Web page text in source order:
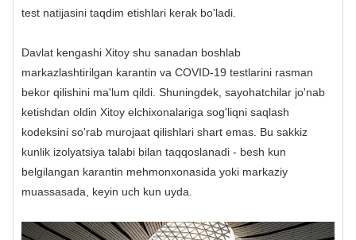
test natijasini taqdim etishlari kerak bo'ladi.
Davlat kengashi Xitoy shu sanadan boshlab
markazlashtirilgan karantin va COVID-19 testlarini rasman
bekor qilishini ma'lum qildi. Shuningdek, sayohatchilar jo'nab
ketishdan oldin Xitoy elchixonalariga sog'liqni saqlash
kodeksini so'rab murojaat qilishlari shart emas. Bu sakkiz
kunlik izolyatsiya talabi bilan taqqoslanadi - besh kun
belgilangan karantin mehmonxonasida yoki markaziy
muassasada, keyin uch kun uyda.